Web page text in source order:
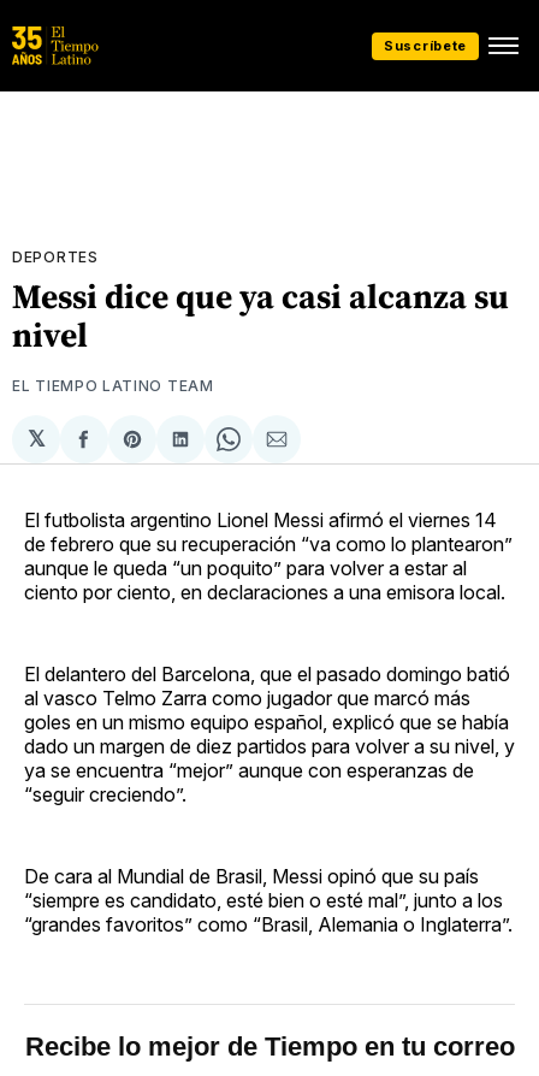
Suscríbete
DEPORTES
Messi dice que ya casi alcanza su
nivel
EL TIEMPO LATINO TEAM
𝕏
Compartir
en
Share
on
Compartir
en
Share
on
Compartir
via
El futbolista argentino Lionel Messi afirmó el viernes 14
de febrero que su recuperación “va como lo plantearon”
aunque le queda “un poquito” para volver a estar al
ciento por ciento, en declaraciones a una emisora local.
El delantero del Barcelona, que el pasado domingo batió
al vasco Telmo Zarra como jugador que marcó más
goles en un mismo equipo español, explicó que se había
dado un margen de diez partidos para volver a su nivel, y
ya se encuentra “mejor” aunque con esperanzas de
“seguir creciendo”.
De cara al Mundial de Brasil, Messi opinó que su país
“siempre es candidato, esté bien o esté mal”, junto a los
“grandes favoritos” como “Brasil, Alemania o Inglaterra”.
Recibe lo mejor de Tiempo en tu correo